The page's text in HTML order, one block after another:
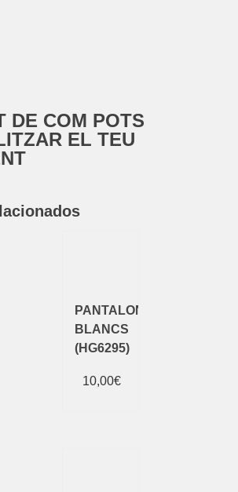
DE COM POTS
EL TEU
PANTALONS
BLANCS
(HG6295)
10,00€